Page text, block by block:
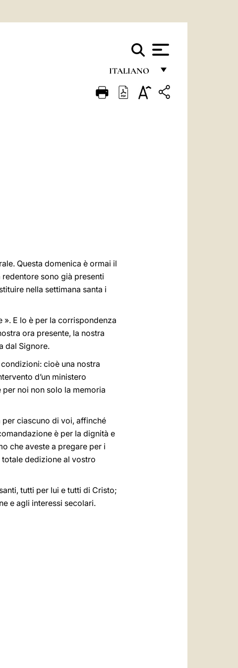
ITALIANO
FRANÇAIS
LATINE
Questa domenica è ormai il
sono già presenti
nella settimana santa i
». E lo è per la corrispondenza
ora presente, la nostra
dal Signore.
cioè una nostra
d’un ministero
noi non solo la memoria
ciascuno di voi, affinché
è per la dignità e
che aveste a pregare per i
dedizione al vostro
tutti per lui e tutti di Cristo;
e agli interessi secolari.